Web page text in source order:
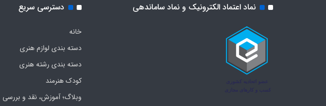
نماد اعتماد الکترونیک و نماد ساماندهی دسترسی سریع
خانه
دسته بندی لوازم هنری
دسته بندی رشته هنری
کودک هنرمند
وبلاگ؛ آموزش، نقد و بررسی